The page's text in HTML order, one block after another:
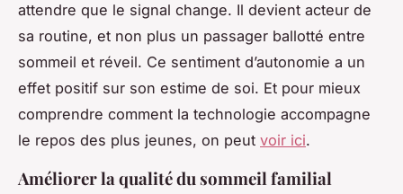
attendre que le signal change. Il devient acteur de
sa routine, et non plus un passager ballotté entre
sommeil et réveil. Ce sentiment d’autonomie a un
effet positif sur son estime de soi. Et pour mieux
comprendre comment la technologie accompagne
le repos des plus jeunes, on peut voir ici.
Améliorer la qualité du sommeil familial